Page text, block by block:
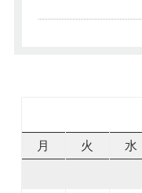
月
火 水